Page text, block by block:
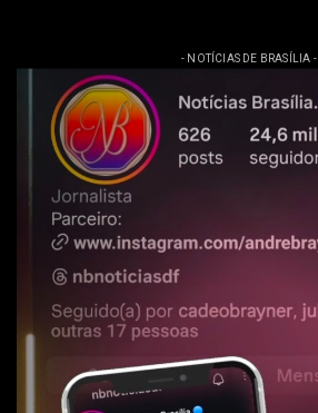
- NOTÍCIAS DE BRASÍLIA -